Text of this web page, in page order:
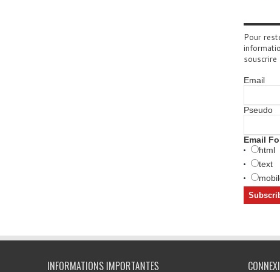
Pour
souscrire
Email
Pseudo
Email
html
text
INFORMATIONS IMPORTANTES